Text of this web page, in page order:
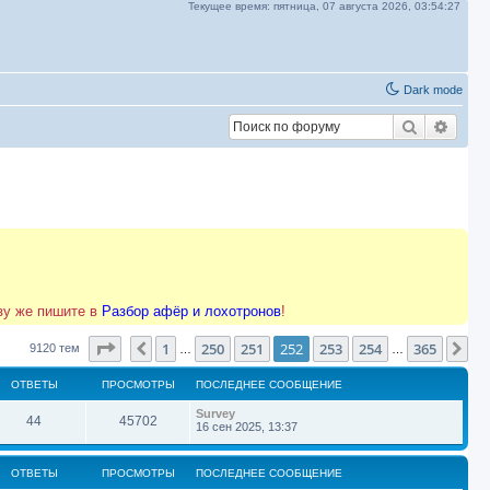
Текущее время: пятница, 07 августа 2026, 03:54:28
Dark mode
Поиск
же пишите в Разбор афёр и лохотронов!
9120 тем Страница 252из 365
Пред.
1 250 251 252 253 254 365
ОТВЕТЫ ПРОСМОТРЫ ПОСЛЕДНЕЕ СООБЩЕНИЕ
44О
т
в
45702П
р
о
П
о
л
д
Survey
16 сен 2025, 13:37
ОТВЕТЫ ПРОСМОТРЫ ПОСЛЕДНЕЕ СООБЩЕНИЕ